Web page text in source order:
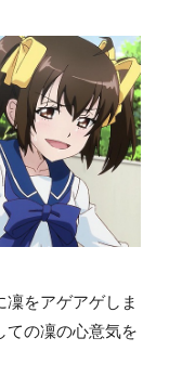
凜をアゲアゲしま
ての凜の心意気を